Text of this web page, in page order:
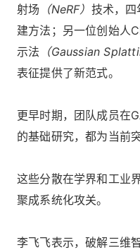
射场 （NeRF） 技术，
建方法；另一位创始人
示法 （Gaussian
表征提供了新范式。
更早时期，团队成员在
的基础研究，都为当前
这些分散在学界和工业
聚成系统化攻关。
李飞飞表示，破解三维